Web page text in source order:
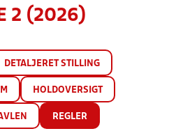
2 (2026)
DETALJERET STILLING
HOLDOVERSIGT
REGLER